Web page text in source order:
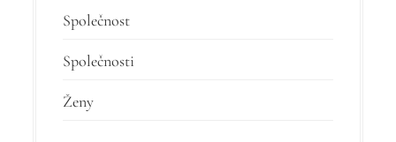
Společnost
Společnosti
Ženy